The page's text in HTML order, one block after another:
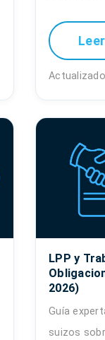
LPP y
2026)
Guía
suizos